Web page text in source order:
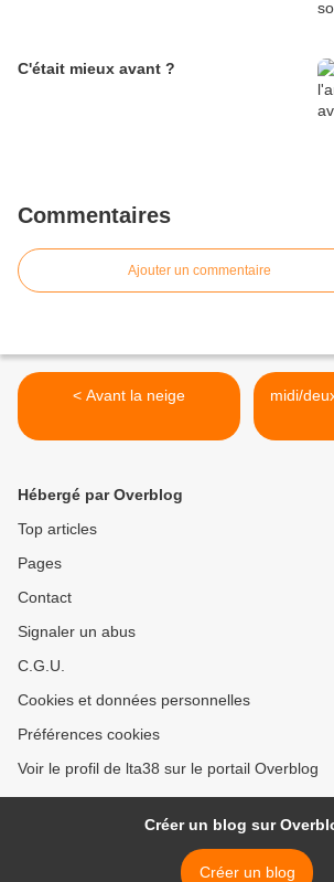
C'était mieux avant ?
Commentaires
Ajouter un commentaire
< Avant la neige
midi/
Hébergé par Overblog
Top articles
Pages
Contact
Signaler un abus
C.G.U.
Cookies et données personnelles
Préférences cookies
Voir le profil de lta38 sur le portail Overblog
Créer un blog sur
Créer un blog